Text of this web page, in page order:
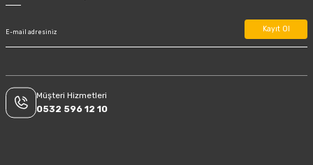
Kayıt Ol
Müşteri Hizmetleri
0532 596 12 10